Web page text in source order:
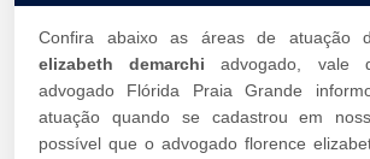
Confira abaixo as áreas de atuação
elizabeth demarchi advogado, vale
advogado Flórida Praia Grande
atuação quando se cadastrou em
possível que o advogado florence